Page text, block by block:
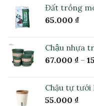
Đất trồng
65.000 ₫
Chậu nhựa
67.000 ₫ –
Chậu tự
55.000 ₫